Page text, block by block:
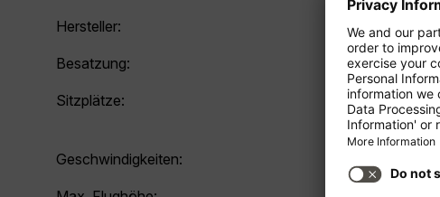
Hersteller:
Besatzung:
Sitzplätze:
Geschwindigkeiten: